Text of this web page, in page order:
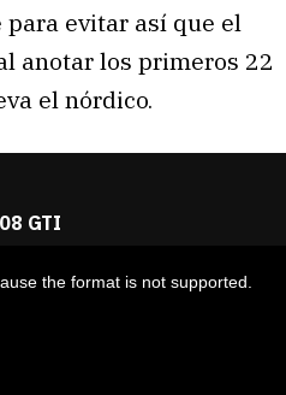
evitar así que el
anotar los primeros 22
el nórdico.
GTI
the format is not supported.